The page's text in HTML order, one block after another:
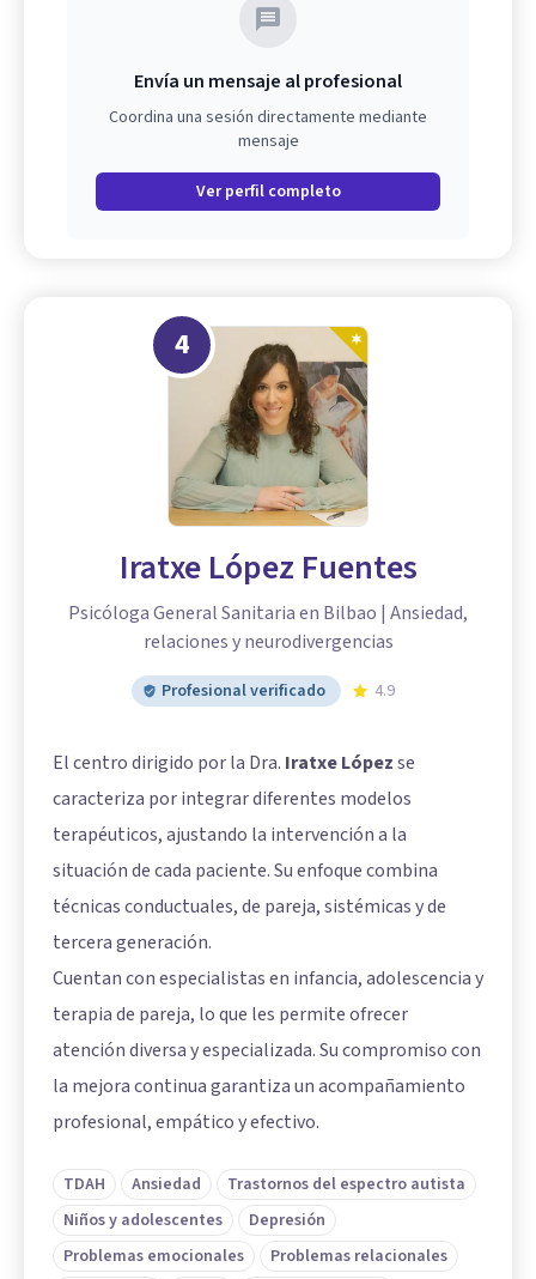
Envía un mensaje al profesional
Coordina una sesión directamente mediante
mensaje
Ver perfil completo
4
Iratxe López Fuentes
Psicóloga General Sanitaria en Bilbao | Ansiedad,
relaciones y neurodivergencias
Profesional verificado 4.9
El centro dirigido por la Dra. Iratxe Lópezse
caracteriza por integrar diferentes modelos
terapéuticos, ajustando la intervención a la
situación de cada paciente. Su enfoque combina
técnicas conductuales, de pareja, sistémicas y de
tercera generación.
Cuentan con especialistas en infancia, adolescencia y
terapia de pareja, lo que les permite ofrecer
atención diversa y especializada. Su compromiso con
la mejora continua garantiza un acompañamiento
profesional, empático y efectivo.
TDAH Ansiedad
Trastornos del espectro autista
Niños y adolescentes
Depresión
Problemas emocionales
Problemas relacionales